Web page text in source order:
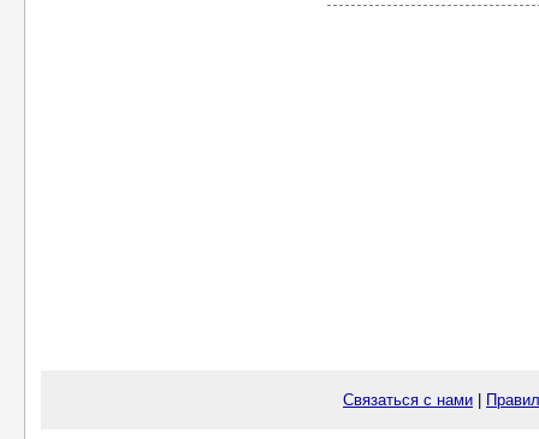
Связаться с нами